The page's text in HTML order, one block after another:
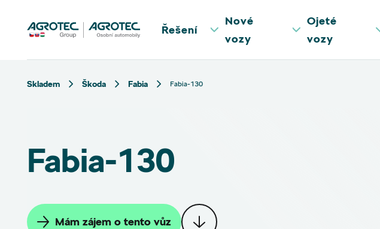
Řešení
Nové
vozy
Ojeté
vozy
Skladem Škoda Fabia Fabia-130
Fabia-130
Mám zájem o tento vůz